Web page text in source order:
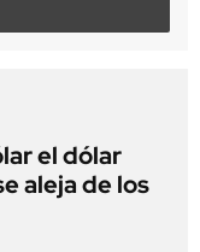
el dólar
aleja de los